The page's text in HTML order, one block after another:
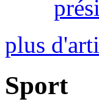
plus
Sport